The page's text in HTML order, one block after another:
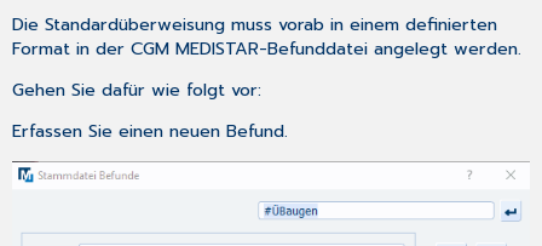
Die Standardüberweisung muss vorab in einem definierten
Format in derCGM MEDISTAR-Befunddatei angelegt werden.
Gehen Sie dafür wie folgt vor:
Erfassen Sie einen neuen Befund.